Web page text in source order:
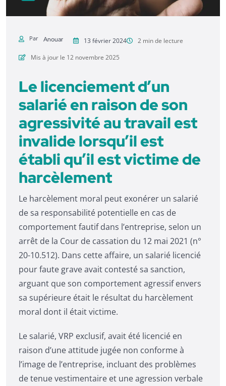
Par Anouar 13 février 2024
2 min de lecture
Mis à jour le 12 novembre 2025
Le licenciement d’un
salarié en raison de son
agressivité au travail est
invalide lorsqu’il est
établi qu’il est victime de
harcèlement
Le harcèlement moral peut exonérer un salarié
de sa responsabilité potentielle en cas de
comportement fautif dans l’entreprise, selon un
arrêt de la Cour de cassation du 12 mai 2021 (n°
20-10.512). Dans cette affaire, un salarié licencié
pour faute grave avait contesté sa sanction,
arguant que son comportement agressif envers
sa supérieure était le résultat du harcèlement
moral dont il était victime.
Le salarié, VRP exclusif, avait été licencié en
raison d’une attitude jugée non conforme à
l’image de l’entreprise, incluant des problèmes
de tenue vestimentaire et une agression verbale